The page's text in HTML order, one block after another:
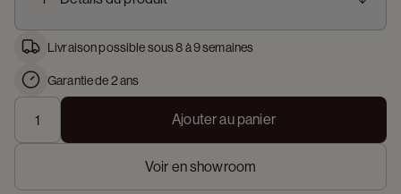
Livraison possible sous 8 à 9 semaines
Garantie de 2 ans
Ajouter au panier
Voir en showroom